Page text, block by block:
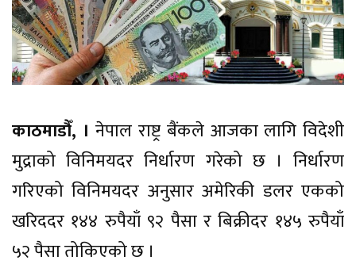
काठमाडौँ, । नेपाल राष्ट्र बैंकले आजका लागि विदेशी
मुद्राको विनिमयदर निर्धारण गरेको छ । निर्धारण
गरिएको विनिमयदर अनुसार अमेरिकी डलर एकको
खरिददर १४४ रुपैयाँ ९२ पैसा र बिक्रीदर १४५ रुपैयाँ
५२ पैसा तोकिएको छ ।